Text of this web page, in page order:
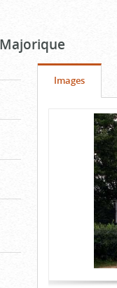
Onglet
Images(cliquer
pour
voir
Contenu
l'onglet